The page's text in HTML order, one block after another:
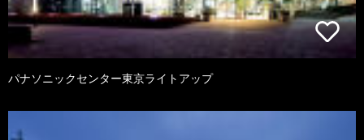
パナソニックセンター東京ライトアップ